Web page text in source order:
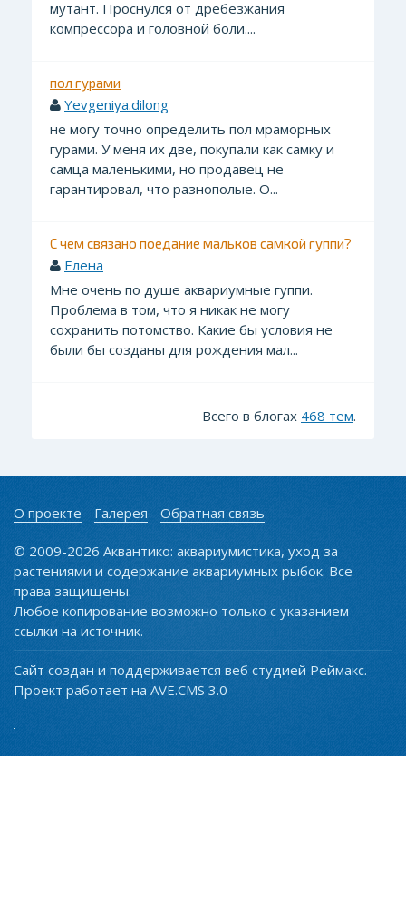
мутант. Проснулся от дребезжания
компрессора и головной боли....
пол гурами
Yevgeniya.dilong
не могу точно определить пол мраморных
гурами. У меня их две, покупали как самку и
самца маленькими, но продавец не
гарантировал, что разнополые. О...
С чем связано поедание мальков самкой гуппи?
Елена
Мне очень по душе аквариумные гуппи.
Проблема в том, что я никак не могу
сохранить потомство. Какие бы условия не
были бы созданы для рождения мал...
Всего в блогах 468 тем.
О проекте Галерея Обратная связь
© 2009-2026 Аквантико: аквариумистика, уход за
растениями и содержание аквариумных рыбок. Все
права защищены.
Любое копирование возможно только с указанием
ссылки на источник.
Сайт создан и поддерживается веб студией Реймакс.
Проект работает на AVE.CMS 3.0